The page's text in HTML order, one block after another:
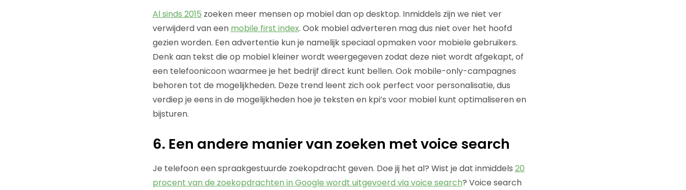
Al sinds 2015 zoeken meer mensen op mobiel dan op desktop. Inmiddels zijn we niet ver
verwijderd van een mobile first index. Ook mobiel adverteren mag dus niet over het hoofd
gezien worden. Een advertentie kun je namelijk speciaal opmaken voor mobiele gebruikers.
Denk aan tekst die op mobiel kleiner wordt weergegeven zodat deze niet wordt afgekapt, of
een telefoonicoon waarmee je het bedrijf direct kunt bellen. Ook mobile-only-campagnes
behoren tot de mogelijkheden. Deze trend leent zich ook perfect voor personalisatie, dus
verdiep je eens in de mogelijkheden hoe je teksten en kpi’s voor mobiel kunt optimaliseren en
bijsturen.
6. Een andere manier van zoeken met voice search
Je telefoon een spraakgestuurde zoekopdracht geven. Doe jij het al? Wist je dat inmiddels 20
procent van de zoekopdrachten in Google wordt uitgevoerd via voice search? Voice search